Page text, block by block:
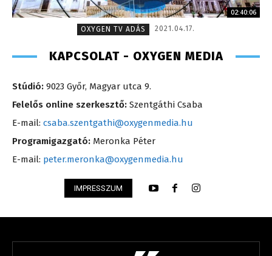
02:40:06
OXYGEN TV ADÁS
2021.04.17.
KAPCSOLAT - OXYGEN MEDIA
Stúdió: 9023 Győr, Magyar utca 9.
Felelős online szerkesztő: Szentgáthi Csaba
E-mail: csaba.szentgathi@oxygenmedia.hu
Programigazgató: Meronka Péter
E-mail: peter.meronka@oxygenmedia.hu
IMPRESSZUM